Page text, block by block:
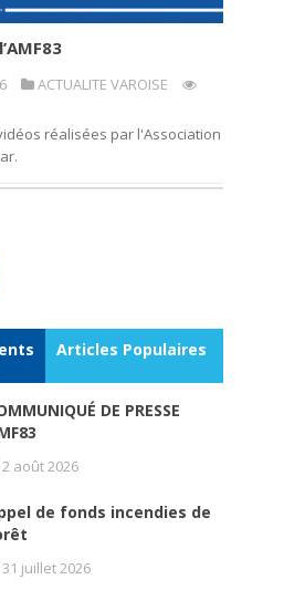
ACTUALITE VAROISE
réalisées par l'Association
Articles Populaires
DE PRESSE
2 août 2026
de fonds incendies de
31 juillet 2026